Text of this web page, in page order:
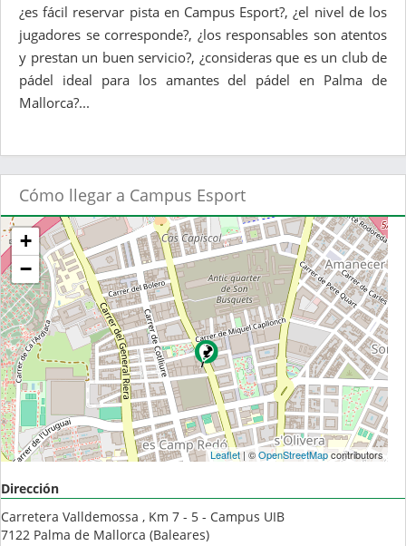
¿es fácil reservar pista en Campus Esport?, ¿el nivel de los
jugadores se corresponde?, ¿los responsables son atentos
y prestan un buen servicio?, ¿consideras que es un club de
pádel ideal para los amantes del pádel en Palma de
Mallorca?...
Cómo llegar a Campus Esport
+
−
Leaflet| ©OpenStreetMapcontributors
Dirección
Carretera Valldemossa , Km 7 - 5 - Campus UIB
7122 Palma de Mallorca (Baleares)